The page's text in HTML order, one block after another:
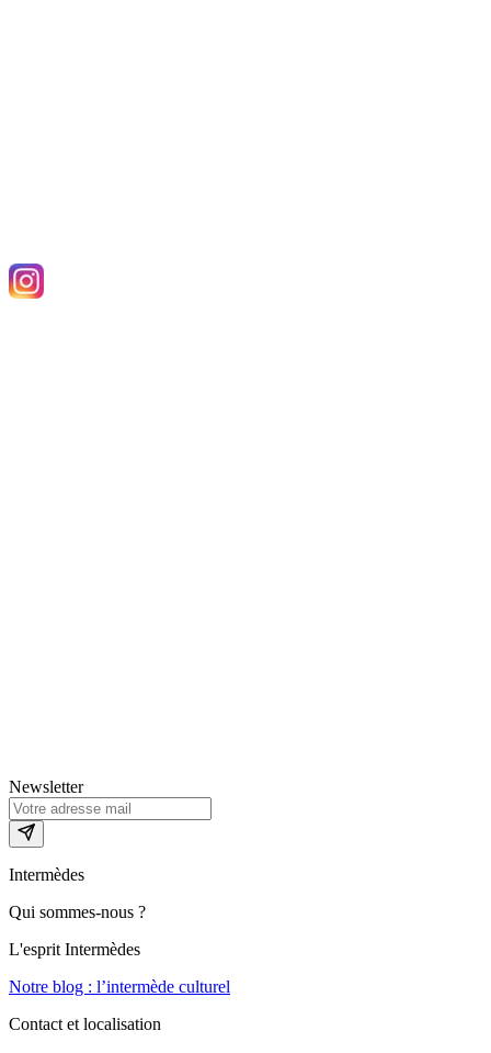
Newsletter
Intermèdes
Qui sommes-nous ?
L'esprit Intermèdes
Notre blog : l’intermède culturel
Contact et localisation